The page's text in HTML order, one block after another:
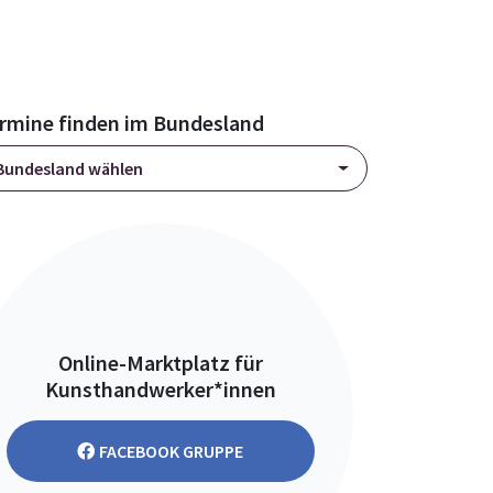
finden im Bundesland
wählen
Online-Marktplatz für
Kunsthandwerker*innen
FACEBOOK GRUPPE